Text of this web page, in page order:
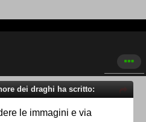
dei draghi ha scritto:
le immagini e via